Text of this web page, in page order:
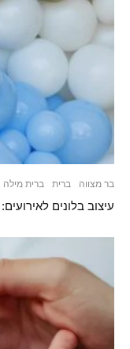
בר מצווה ברית ברית מילה
עיצוב בלונים